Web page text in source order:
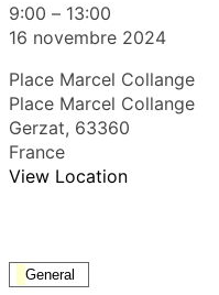
9:00 – 13:00
16 novembre 2024
Place Marcel Collange
Place Marcel Collange
Gerzat, 63360
France
View Location
General